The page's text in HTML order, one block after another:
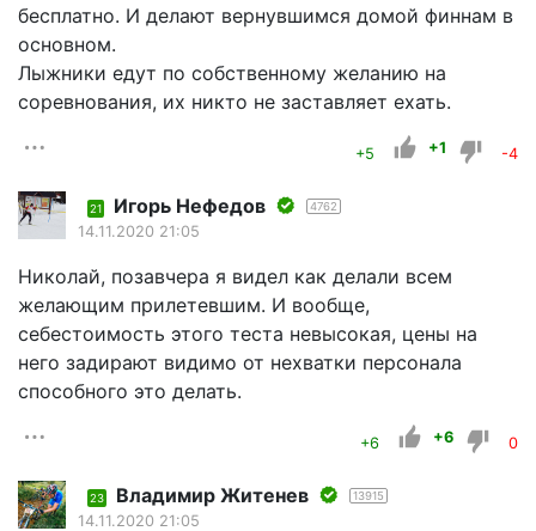
бесплатно. И делают вернувшимся домой финнам в
основном.
Лыжники едут по собственному желанию на
соревнования, их никто не заставляет ехать.
+5 +1 -4
21 Игорь Нефедов 4762
14.11.2020 21:05
Николай, позавчера я видел как делали всем
желающим прилетевшим. И вообще,
себестоимость этого теста невысокая, цены на
него задирают видимо от нехватки персонала
способного это делать.
+6 +6 0
23 Владимир Житенев 13915
14.11.2020 21:05